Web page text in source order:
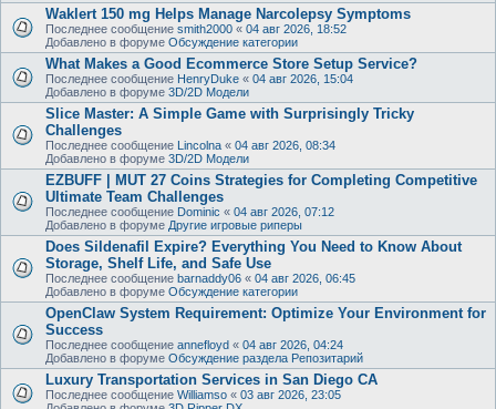
Waklert 150 mg Helps Manage Narcolepsy Symptoms
Последнее сообщение smith2000 « 04 авг 2026, 18:52
Добавлено в форуме Обсуждение категории
What Makes a Good Ecommerce Store Setup Service?
Последнее сообщение HenryDuke « 04 авг 2026, 15:04
Добавлено в форуме 3D/2D Модели
Slice Master: A Simple Game with Surprisingly Tricky
Challenges
Последнее сообщение Lincolna « 04 авг 2026, 08:34
Добавлено в форуме 3D/2D Модели
EZBUFF | MUT 27 Coins Strategies for Completing Competitive
Ultimate Team Challenges
Последнее сообщение Dominic « 04 авг 2026, 07:12
Добавлено в форуме Другие игровые риперы
Does Sildenafil Expire? Everything You Need to Know About
Storage, Shelf Life, and Safe Use
Последнее сообщение barnaddy06 « 04 авг 2026, 06:45
Добавлено в форуме Обсуждение категории
OpenClaw System Requirement: Optimize Your Environment for
Success
Последнее сообщение annefloyd « 04 авг 2026, 04:24
Добавлено в форуме Обсуждение раздела Репозитарий
Luxury Transportation Services in San Diego CA
Последнее сообщение Williamso « 03 авг 2026, 23:05